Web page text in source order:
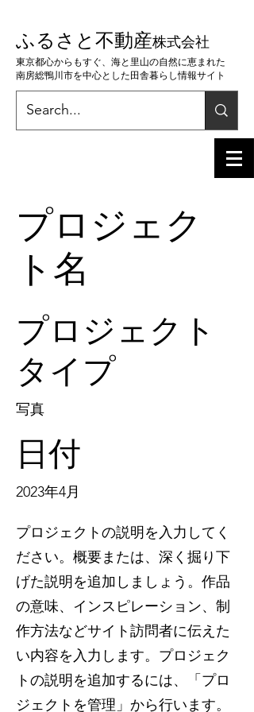
ふるさと不動産株式会社
東京都心からもすぐ、海と里山の自然に恵まれた
南房総鴨川市を中心とした田舎暮らし情報サイト
プロジェク
ト名
プロジェクト
タイプ
写真
日付
2023年4月
プロジェクトの説明を入力してく
ださい。概要または、深く掘り下
げた説明を追加しましょう。作品
の意味、インスピレーション、制
作方法などサイト訪問者に伝えた
い内容を入力します。プロジェク
トの説明を追加するには、「プロ
ジェクトを管理」から行います。